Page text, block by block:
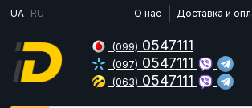
UA RU О нас Доставка и
(099) 0547111
(097) 0547111
(063) 0547111